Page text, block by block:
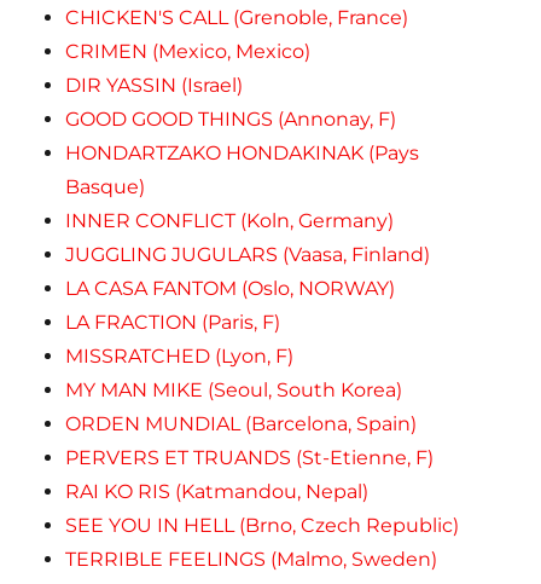
CHICKEN'S CALL (Grenoble, France)
CRIMEN (Mexico, Mexico)
DIR YASSIN (Israel)
GOOD GOOD THINGS (Annonay, F)
HONDARTZAKO HONDAKINAK (Pays
Basque)
INNER CONFLICT (Koln, Germany)
JUGGLING JUGULARS (Vaasa, Finland)
LA CASA FANTOM (Oslo, NORWAY)
LA FRACTION (Paris, F)
MISSRATCHED (Lyon, F)
MY MAN MIKE (Seoul, South Korea)
ORDEN MUNDIAL (Barcelona, Spain)
PERVERS ET TRUANDS (St-Etienne, F)
RAI KO RIS (Katmandou, Nepal)
SEE YOU IN HELL (Brno, Czech Republic)
TERRIBLE FEELINGS (Malmo, Sweden)